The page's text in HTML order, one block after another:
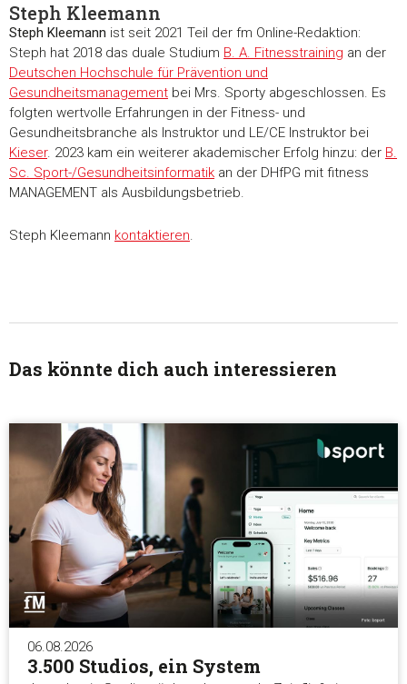
Zustimmung Details
Diese Webseite verwendet Cookies
Wir verwenden Cookies, um Inhalte und Anzeigen zu
personalisieren, Funktionen für soziale Medien anbieten zu
Steph Kleemann
Steph Kleemann ist seit 2021 Teil der fm Online-Redaktion:
Steph hat 2018 das duale Studium B. A. Fitnesstraining an der
Deutschen Hochschule für Prävention und
Gesundheitsmanagement bei Mrs. Sporty abgeschlossen. Es
folgten wertvolle Erfahrungen in der Fitness- und
Gesundheitsbranche als Instruktor und LE/CE Instruktor bei
Kieser. 2023 kam ein weiterer akademischer Erfolg hinzu: der B.
Sc. Sport-/Gesundheitsinformatik an der DHfPG mit fitness
MANAGEMENT als Ausbildungsbetrieb.
Steph Kleemann kontaktieren.
Das könnte dich auch interessieren
06.08.2026
3.500 Studios, ein System